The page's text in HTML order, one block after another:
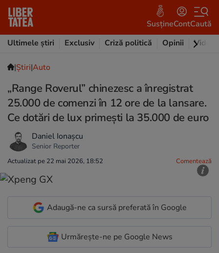
SusțineContCaută
Ultimele știri
Exclusiv Criză politică Opinii Video
|Ştiri|Auto
„Range Roverul” chinezesc a înregistrat
25.000 de comenzi în 12 ore de la lansare.
Ce dotări de lux primești la 35.000 de euro
Daniel Ionașcu
Senior Reporter
Actualizat pe 22 mai 2026, 18:52 Comentează
Adaugă-ne ca sursă preferată în Google
Urmărește-ne pe Google News